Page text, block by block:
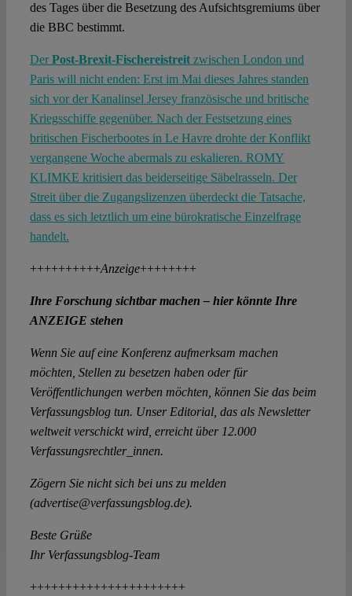
des Tages über die Besetzung des Aufsichtsgremiums über
die BBC bestimmt.
DerPost-Brexit-Fischereistreitzwischen London und
Paris will nicht enden: Erst im Mai dieses Jahres standen
sich vor der Kanalinsel Jersey französische und britische
Kriegsschiffe gegenüber. Nach der Festsetzung eines
britischen Fischerbootes in Le Havre drohte der Konflikt
vergangene Woche abermals zu eskalieren. ROMY
KLIMKE kritisiert das beiderseitige Säbelrasseln. Der
Streit über die Zugangslizenzen überdeckt die Tatsache,
dass es sich letztlich um eine bürokratische Einzelfrage
handelt.
++++++++++Anzeige++++++++
Ihre Forschung sichtbar machen – hier könnte Ihre
ANZEIGE stehen
Wenn Sie auf eine Konferenz aufmerksam machen
möchten, Stellen zu besetzen haben oder für
Veröffentlichungen werben möchten, können Sie das beim
Verfassungsblog tun. Unser Editorial, das als Newsletter
weltweit verschickt wird, erreicht über 12.000
Verfassungsrechtler_innen.
Zögern Sie nicht sich bei uns zu melden
(advertise@verfassungsblog.de).
Beste Grüße
Ihr Verfassungsblog-Team
++++++++++++++++++++++